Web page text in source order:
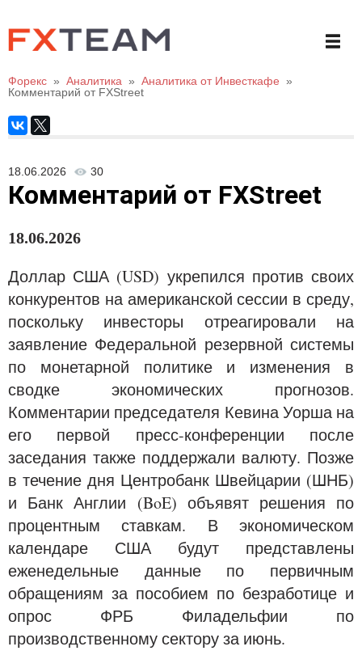
Форекс » Аналитика » Аналитика от Инвесткафе »
Комментарий от FXStreet
18.06.2026 30
Комментарий от FXStreet
18.06.2026
Доллар США (USD) укрепился против своих
конкурентов на американской сессии в среду,
поскольку инвесторы отреагировали на
заявление Федеральной резервной системы
по монетарной политике и изменения в
сводке экономических прогнозов.
Комментарии председателя Кевина Уорша на
его первой пресс-конференции после
заседания также поддержали валюту. Позже
в течение дня Центробанк Швейцарии (ШНБ)
и Банк Англии (BoE) объявят решения по
процентным ставкам. В экономическом
календаре США будут представлены
еженедельные данные по первичным
обращениям за пособием по безработице и
опрос ФРБ Филадельфии по
производственному сектору за июнь.